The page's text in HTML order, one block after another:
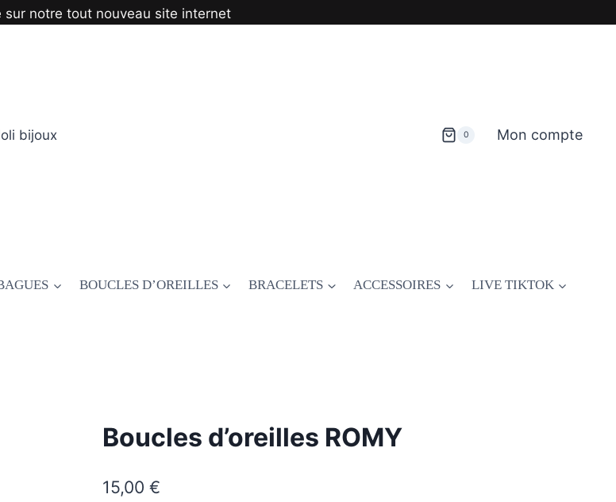
sur notre tout nouveau site internet
0 Mon compte
BOUCLES D’OREILLES BRACELETS ACCESSOIRES LIVE TIKTOK
Boucles d’oreilles ROMY
15,00 €